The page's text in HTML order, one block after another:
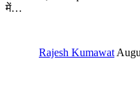
में…
Rajesh Kumawat